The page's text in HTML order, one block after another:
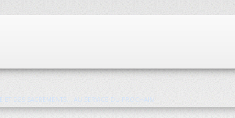
ET DES SACREMENTS ... AU SERVICE DU PROCHAIN